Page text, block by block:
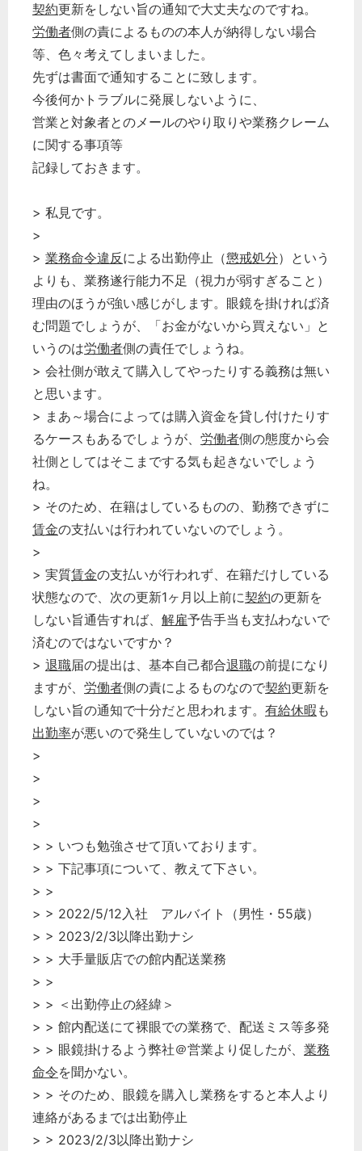
契約更新をしない旨の通知で大丈夫なのですね。
労働者側の責によるものの本人が納得しない場合
等、色々考えてしまいました。
先ずは書面で通知することに致します。
今後何かトラブルに発展しないように、
営業と対象者とのメールのやり取りや業務クレーム
に関する事項等
記録しておきます。
> 私見です。
>
> 業務命令違反による出勤停止（懲戒処分）という
よりも、業務遂行能力不足（視力が弱すぎること）
理由のほうが強い感じがします。眼鏡を掛ければ済
む問題でしょうが、「お金がないから買えない」と
いうのは労働者側の責任でしょうね。
> 会社側が敢えて購入してやったりする義務は無い
と思います。
> まあ～場合によっては購入資金を貸し付けたりす
るケースもあるでしょうが、 労働者側の態度から会
社側としてはそこまでする気も起きないでしょう
ね。
> そのため、在籍はしているものの、勤務できずに
賃金の支払いは行われていないのでしょう。
>
> 実質賃金の支払いが行われず、在籍だけしている
状態なので、次の更新1ヶ月以上前に契約の更新を
しない旨通告すれば、 解雇予告手当も支払わないで
済むのではないですか？
> 退職届の提出は、基本自己都合退職の前提になり
ますが、 労働者側の責によるものなので契約更新を
しない旨の通知で十分だと思われます。 有給休暇 も
出勤率が悪いので発生していないのでは？
>
>
>
>
> > いつも勉強させて頂いております。
> > 下記事項について、教えて下さい。
> >
> > 2022/5/12入社 アルバイト（男性・55歳）
> > 2023/2/3以降出勤ナシ
> > 大手量販店での館内配送業務
> >
> > ＜出勤停止の経緯＞
> > 館内配送にて裸眼での業務で、配送ミス等多発
> > 眼鏡掛けるよう弊社＠営業より促したが、 業務
命令を聞かない。
> > そのため、眼鏡を購入し業務をすると本人より
連絡があるまでは出勤停止
> > 2023/2/3以降出勤ナシ
どのカテゴリーに投稿しますか？
選択してください
労務管理
税務経理
秘書のノウハウ
次へ